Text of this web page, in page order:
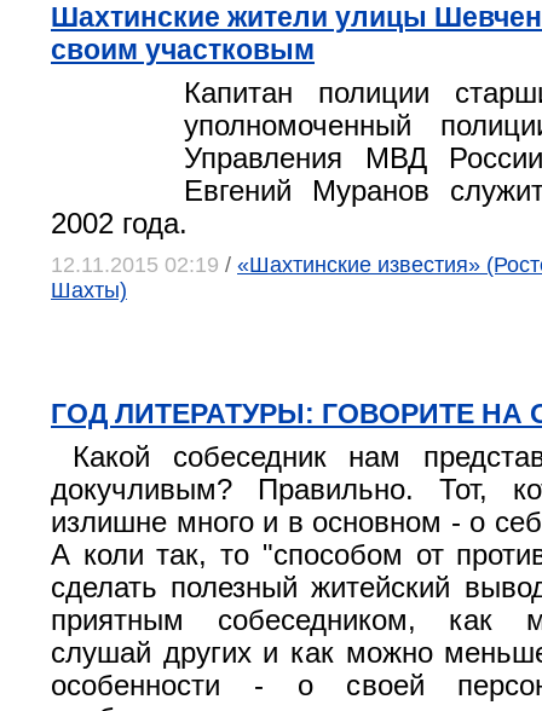
Шахтинские жители улицы
своим участковым
Капитан полиции
уполномоченный
Управления МВД
Евгений Муранов
2002 года.
12.11.2015 02:19 / «Шахтинские известия»
Шахты)
ГОД ЛИТЕРАТУРЫ: ГОВОРИТЕ НА
Какой собеседник нам
докучливым? Правильно. Тот,
излишне много и в основном - о
А коли так, то "способом от
сделать полезный житейский
приятным собеседником, как
слушай других и как можно
особенности - о своей